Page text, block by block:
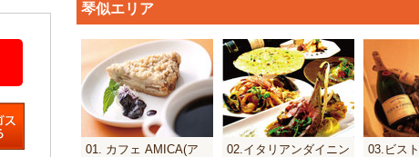
琴似エリア
01. カフェ AMICA(ア
02.イタリアンダイニン
03.ビス